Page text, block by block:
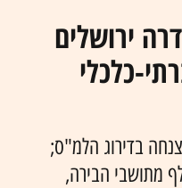
ירושלים
כלכלי
בדירוג הלמ"ס;
הנתונים עולה כי 490 אלף מתושבי הבירה,